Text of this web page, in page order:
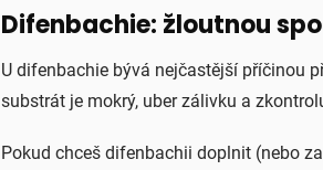
Difenbachie: žloutnou
U difenbachie bývá nejčastější příčinou
substrát je mokrý, uber zálivku a
Pokud chceš difenbachii doplnit (nebo